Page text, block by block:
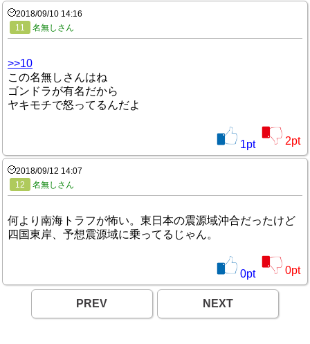
2018/09/10 14:16
11
名無しさん
>>10
この名無しさんはね
ゴンドラが有名だから
ヤキモチで怒ってるんだよ
1pt 2pt
2018/09/12 14:07
12
名無しさん
何より南海トラフが怖い。東日本の震源域沖合だったけど
四国東岸、予想震源域に乗ってるじゃん。
0pt 0pt
PREV NEXT